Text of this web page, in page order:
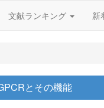
文献ランキング 新
とその機能